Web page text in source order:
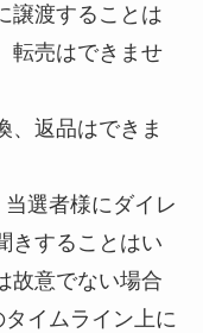
譲渡することは
転売はできませ
、返品はできま
選者様にダイレ
きすることはい
故意でない場合
イムライン上に